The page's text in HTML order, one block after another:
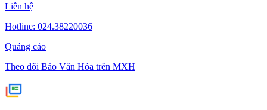
Liên hệ
Hotline: 024.38220036
Quảng cáo
Theo dõi Báo Văn Hóa trên MXH